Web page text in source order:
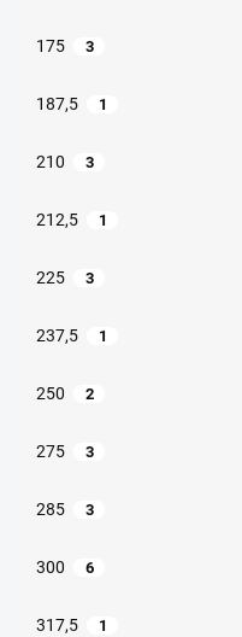
175 3
187,5 1
210 3
212,5 1
225 3
237,5 1
250 2
275 3
285 3
300 6
317,5 1